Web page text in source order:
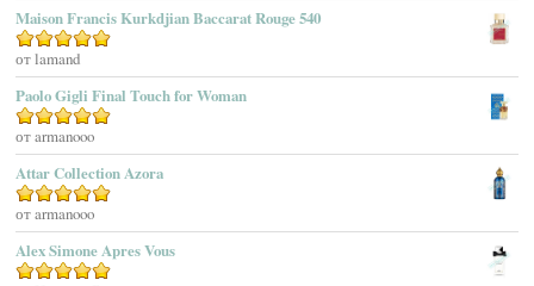
Afnan Perfumes
Agatha Ruiz De La Prada
Agatho Parfum
Agent Provocateur
Agnes B
Agonist
Ahjaar
Aigner
Aj Arabia (Widian)
Maison Francis Kurkdjian Baccarat Rouge 540
Оценка5из 5
от lamand
Paolo Gigli Final Touch for Woman
Оценка5из 5
от armanooo
Attar Collection Azora
Оценка5из 5
от armanooo
Alex Simone Apres Vous